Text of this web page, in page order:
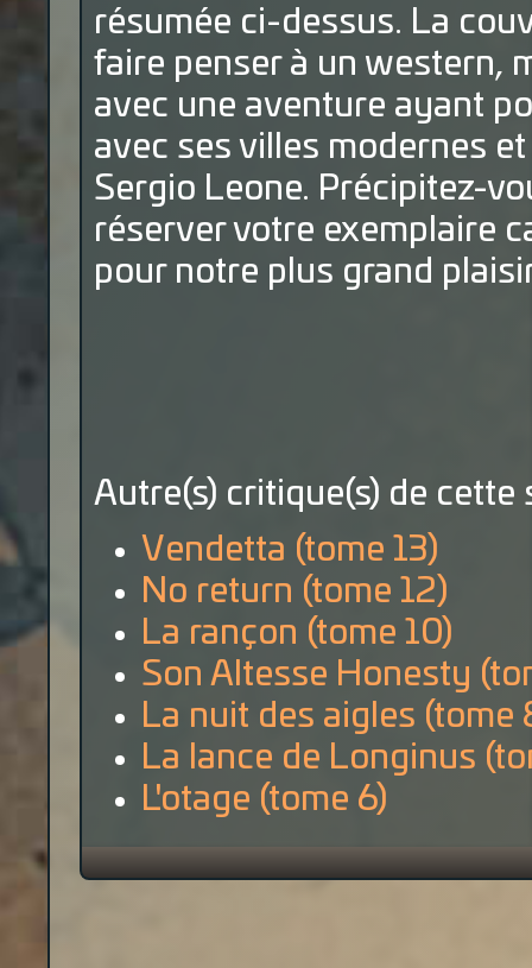
résumée ci-dessus. La
faire penser à un western,
avec une aventure ayant
avec ses villes modernes
Sergio Leone. Précipitez-
réserver votre exemplaire
pour notre plus grand
Autre(s) critique(s) de cette
Vendetta (tome 13)
No return (tome 12)
La rançon (tome 10)
Son Altesse Honesty
La nuit des aigles (tome
La lance de Longinus
L'otage (tome 6)